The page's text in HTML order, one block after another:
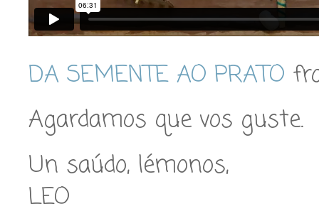
DA SEMENTE AO PRATO
Agardamos que vos guste.
Un saúdo, lémonos,
LEO